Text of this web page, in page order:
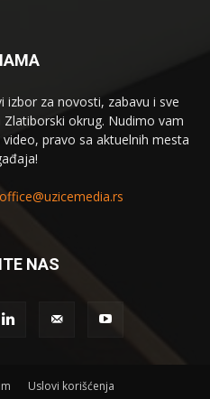
izbor za novosti, zabavu i sve
okrug. Nudimo vam
pravo sa aktuelnih mesta
office@uzicemedia.rs
NAS
Uslovi korišćenja